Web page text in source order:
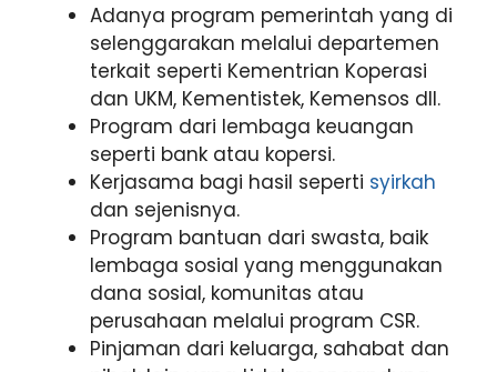
Adanya program pemerintah yang di
selenggarakan melalui departemen
terkait seperti Kementrian Koperasi
dan UKM, Kementistek, Kemensos dll.
Program dari lembaga keuangan
seperti bank atau kopersi.
Kerjasama bagi hasil seperti syirkah
dan sejenisnya.
Program bantuan dari swasta, baik
lembaga sosial yang menggunakan
dana sosial, komunitas atau
perusahaan melalui program CSR.
Pinjaman dari keluarga, sahabat dan